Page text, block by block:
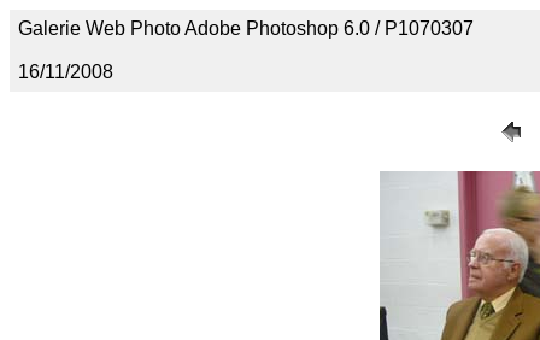
Galerie Web Photo Adobe Photoshop 6.0 / P1070307
16/11/2008